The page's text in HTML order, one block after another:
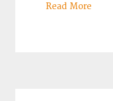
Read More